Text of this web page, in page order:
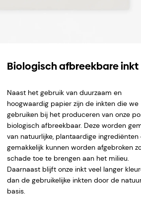
Biologisch afbreekbare inkt
Naast het gebruik van duurzaam en
hoogwaardig papier zijn de inkten die we
gebruiken bij het produceren van onze
biologisch afbreekbaar. Deze worden
van natuurlijke, plantaardige ingrediënten
gemakkelijk kunnen worden afgebroken
schade toe te brengen aan het milieu.
Daarnaast blijft onze inkt veel langer
dan de gebruikelijke inkten door de
basis.